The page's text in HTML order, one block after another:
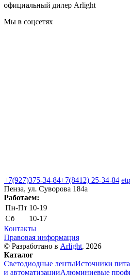
официальный дилер Arlight
Мы в соцсетях
+7(927)375-34-84+7(8412) 25-34-84
Пенза, ул. Cуворова 184а
Работаем:
Пн-Пт 10-19
Сб
10-17
Контакты
Правовая информация
© Разработано в Arlight, 2026
Каталог
Светодиодные лентыИсточники
и автоматизацииАлюминиевые